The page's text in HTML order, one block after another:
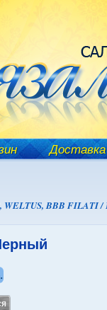
WELTUS, BBB FILATI /